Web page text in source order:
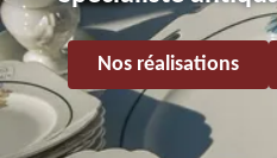
Nos réalisations